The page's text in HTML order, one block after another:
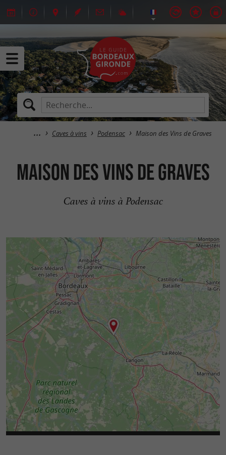
Caves à vins Podensac Maison des Vins de Graves
Maison des Vins de Graves
Caves à vins à Podensac